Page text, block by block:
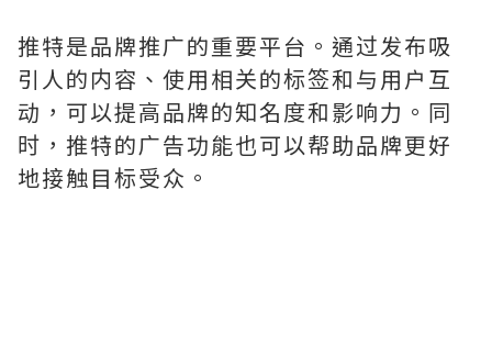
推特是品牌推广的重要平台。通过发布吸
引人的内容、使用相关的标签和与用户互
动，可以提高品牌的知名度和影响力。同
时，推特的广告功能也可以帮助品牌更好
地接触目标受众。